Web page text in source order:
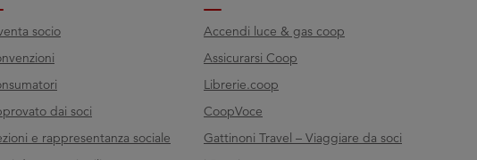
socio
dai soci
e rappresentanza sociale
Accendi luce & gas coop
Assicurarsi Coop
Librerie.coop
CoopVoce
Gattinoni Travel – Viaggiare da soci